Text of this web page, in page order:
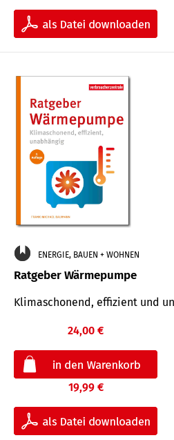
ENERGIE, BAUEN + WOHNEN
Ratgeber Wärmepumpe
Klimaschonend, effizient und
24,00 €
19,99 €